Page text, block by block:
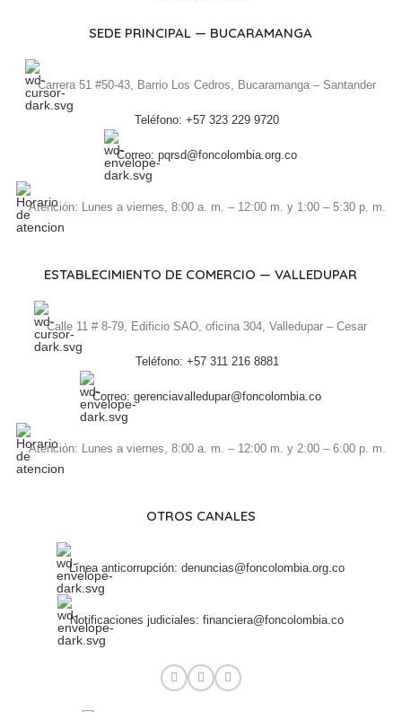
SEDE PRINCIPAL — BUCARAMANGA
Carrera 51 #50-43, Barrio Los Cedros, Bucaramanga – Santander
Teléfono: +57 323 229 9720
Correo: pqrsd@foncolombia.org.co
Atención: Lunes a viernes, 8:00 a. m. – 12:00 m. y 1:00 – 5:30 p. m.
ESTABLECIMIENTO DE COMERCIO — VALLEDUPAR
Calle 11 # 8-79, Edificio SAO, oficina 304, Valledupar – Cesar
Teléfono: +57 311 216 8881
Correo: gerenciavalledupar@foncolombia.co
Atención: Lunes a viernes, 8:00 a. m. – 12:00 m. y 2:00 – 6:00 p. m.
OTROS CANALES
Línea anticorrupción: denuncias@foncolombia.org.co
Notificaciones judiciales: financiera@foncolombia.co